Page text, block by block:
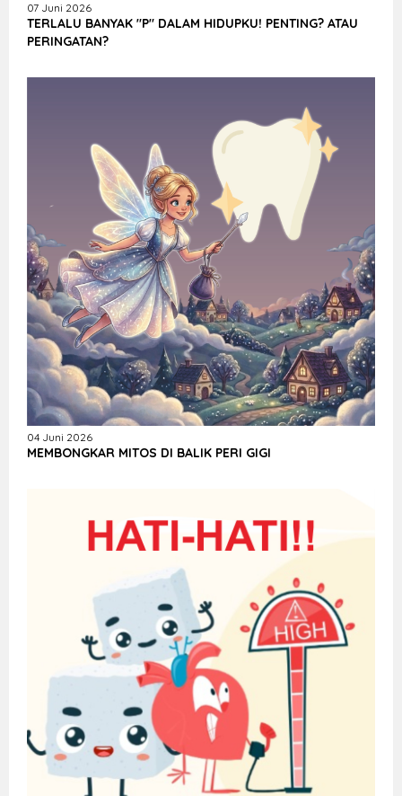
07 Juni 2026
TERLALU BANYAK "P" DALAM HIDUPKU! PENTING? ATAU
PERINGATAN?
04 Juni 2026
MEMBONGKAR MITOS DI BALIK PERI GIGI